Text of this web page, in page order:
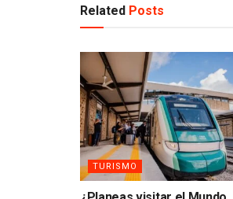
Related Posts
TURISMO